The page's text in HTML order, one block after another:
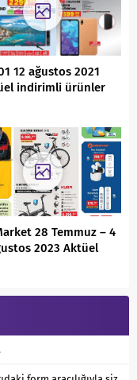
12 ağustos 2021
indirimli ürünler
28 Temmuz – 4
2023 Aktüel